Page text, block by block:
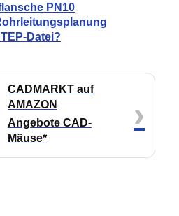
PN10
Datei?
CADMARKT auf
AMAZON
Angebote CAD-
Mäuse*
›